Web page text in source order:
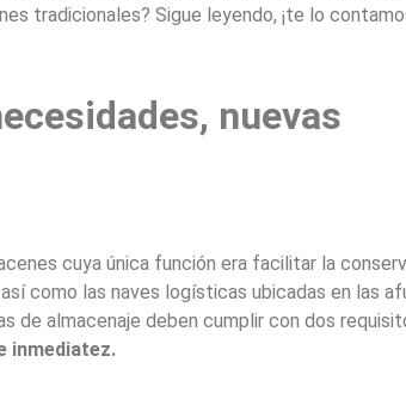
tradicionales? Sigue leyendo, ¡te lo
nuevas
cuya única función era facilitar la
como las naves logísticas ubicadas en las
de almacenaje deben cumplir con dos
inmediatez.